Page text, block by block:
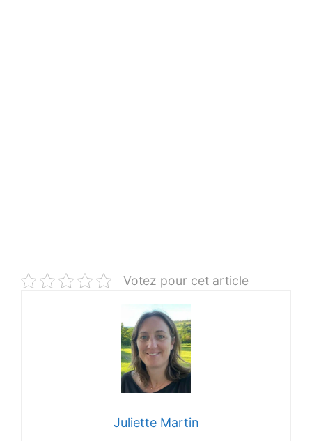
Votez pour cet article
Juliette Martin